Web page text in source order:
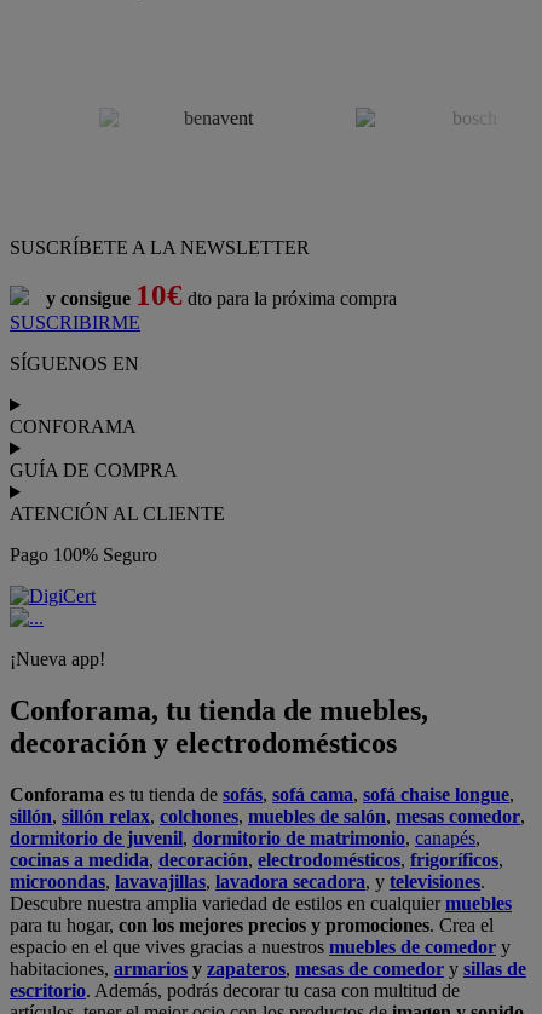
SUSCRÍBETE A LA NEWSLETTER
y consigue 10€ dto para la próxima compra
SUSCRIBIRME
SÍGUENOS EN
CONFORAMA
GUÍA DE COMPRA
ATENCIÓN AL CLIENTE
Pago 100% Seguro
¡Nueva app!
Conforama, tu tienda de muebles,
decoración y electrodomésticos
Conforama es tu tienda de sofás, sofá cama, sofá chaise longue,
sillón, sillón relax, colchones, muebles de salón, mesas comedor,
dormitorio de juvenil, dormitorio de matrimonio, canapés,
cocinas a medida, decoración, electrodomésticos, frigoríficos,
microondas, lavavajillas, lavadora secadora, y televisiones.
Descubre nuestra amplia variedad de estilos en cualquiermuebles
para tu hogar, con los mejores precios y promociones. Crea el
espacio en el que vives gracias a nuestros muebles de comedor y
habitaciones, armarios y zapateros, mesas de comedor y sillas de
escritorio. Además, podrás decorar tu casa con multitud de